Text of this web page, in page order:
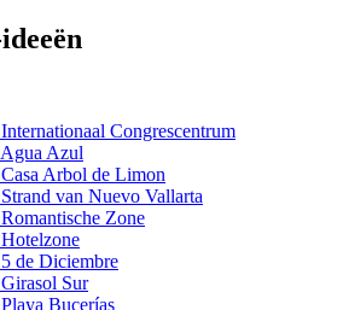
Congrescentrum
Azul
Arbol de Limon
van Nuevo Vallarta
Zone
de Diciembre
Sur
Bucerías